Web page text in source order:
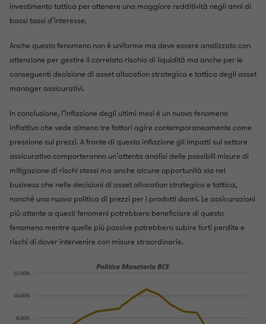
investimento tattica per ottenere una maggiore redditività negli anni di
bassi tassi d’interesse.
Anche questo fenomeno non è uniforme ma deve essere analizzato con
attenzione per gestire il correlato rischio di liquidità ma anche per le
conseguenti decisione di asset allocation strategica e tattica degli asset
manager assicurativi.
In conclusione, l’inflazione degli ultimi mesi è un nuovo fenomeno
inflattivo che vede almeno tre fattori agire contemporaneamente come
pressione sui prezzi. A fronte di questa inflazione gli impatti sul settore
assicurativo comporteranno un’attenta analisi delle possibili misure di
mitigazione di rischi stessi ma anche alcune opportunità sia nel
business che nelle decisioni di asset allocation strategica e tattica,
nonché una nuova politica di prezzi per i prodotti danni. Le assicurazioni
più attente a questi fenomeni potrebbero beneficiare di questo
fenomeno mentre quelle più passive potrebbero subire forti perdite e
rischi di dover intervenire con misure straordinarie.